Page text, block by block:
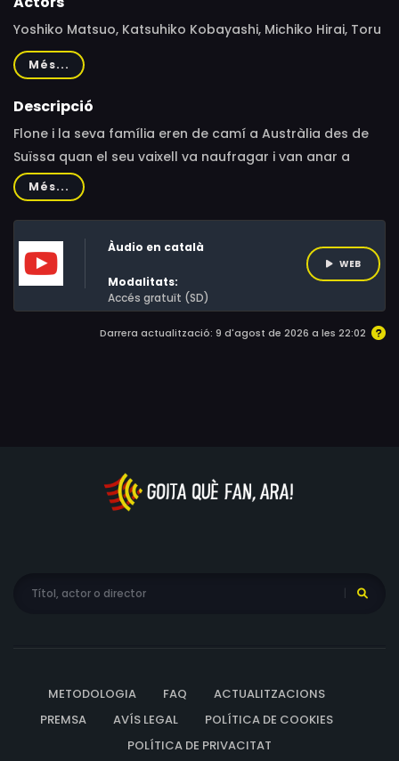
Yoshiko Matsuo, Katsuhiko Kobayashi, Michiko Hirai, Toru
Furuya, Makoto Kousaka, Kaoru Kurosu, Yoshiko Asai,
Kan Tokumaru, Atsuko Mine, Ichiro Nagai, Tamio Ohki,
Koichi Kitamura, Keiko Hanagata, Yoku Shioya, Satomi
Més...
Descripció
Flone i la seva família eren de camí a Austràlia des de
Suïssa quan el seu vaixell va naufragar i van anar a
parar a una illa deshabitada. Convençuts que algun dia
en podran sortir, la família Robinson construeixen una
casa al capdamunt d’un arbre i cooperen per a
sobreviure.
Més...
Àudio en català
Modalitats:
Accés gratuït (SD)
WEB
Darrera actualització: 9 d'agost de 2026 a les 22:02
METODOLOGIA FAQ
ACTUALITZACIONS
PREMSA
AVÍS LEGAL
POLÍTICA DE COOKIES
POLÍTICA DE PRIVACITAT